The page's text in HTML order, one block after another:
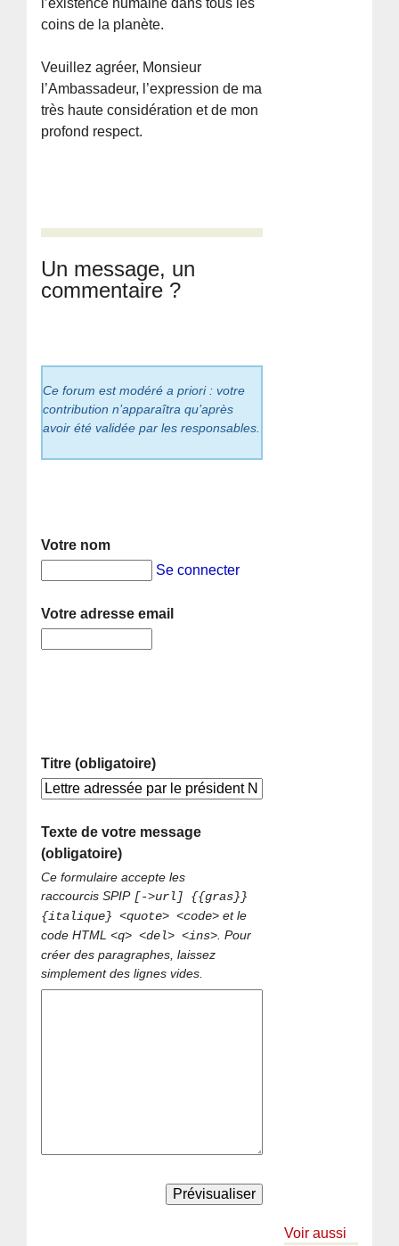
l’existence humaine dans tous les
coins de la planète.
Veuillez agréer, Monsieur
l’Ambassadeur, l’expression de ma
très haute considération et de mon
profond respect.
Un message, un
commentaire ?
Ce forum est modéré a priori : votre
contribution n’apparaîtra qu’après
avoir été validée par les responsables.
Votre nom
Se connecter
Votre adresse email
Titre (obligatoire)
Texte de votre message
(obligatoire)
Ce formulaire accepte les
raccourcis SPIP [->url] {{gras}}
{italique} <quote> <code> et le
code HTML<q> <del> <ins> . Pour
créer des paragraphes, laissez
simplement des lignes vides.
Voir aussi